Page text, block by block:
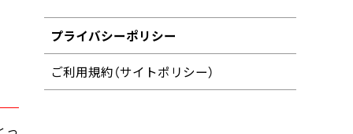
プライバシーポリシー
ご利用規約（サイトポリシー）